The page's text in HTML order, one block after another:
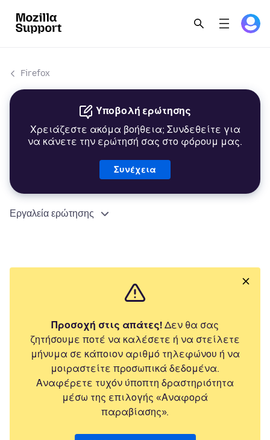
Firefox
Υποβολή ερώτησης
Χρειάζεστε ακόμα βοήθεια; Συνδεθείτε για
να κάνετε την ερώτησή σας στο φόρουμ μας.
Συνέχεια
Εργαλεία ερώτησης
Προσοχή στις απάτες! Δεν θα σας
ζητήσουμε ποτέ να καλέσετε ή να στείλετε
μήνυμα σε κάποιον αριθμό τηλεφώνου ή να
μοιραστείτε προσωπικά δεδομένα.
Αναφέρετε τυχόν ύποπτη δραστηριότητα
μέσω της επιλογής «Αναφορά
παραβίασης».